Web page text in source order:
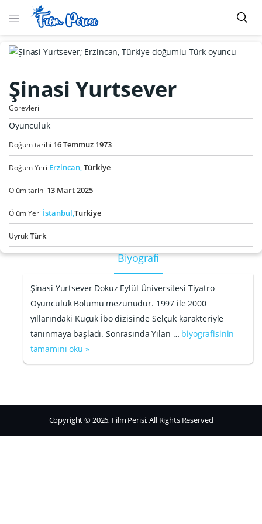
Şinasi Yurtsever
Görevleri
Oyunculuk
Doğum tarihi 16Temmuz 1973
Doğum Yeri Erzincan,Türkiye
Ölüm tarihi 13 Mart2025
Ölüm Yeri İstanbul,Türkiye
UyrukTürk
Biyografi
Şinasi Yurtsever Dokuz Eylül Üniversitesi Tiyatro
Oyunculuk Bölümü mezunudur. 1997 ile 2000
yıllarındaki Küçük İbo dizisinde Selçuk karakteriyle
tanınmaya başladı. Sonrasında Yılan … biyografisinin
tamamını oku »
Copyright © 2026, Film Perisi. All Rights Reserved